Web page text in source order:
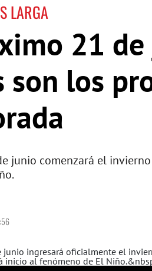
LARGA
21
son los
junio comenzará el